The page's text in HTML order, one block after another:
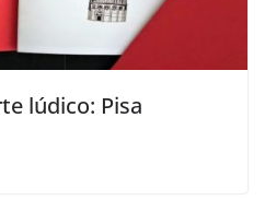
lúdico: Pisa